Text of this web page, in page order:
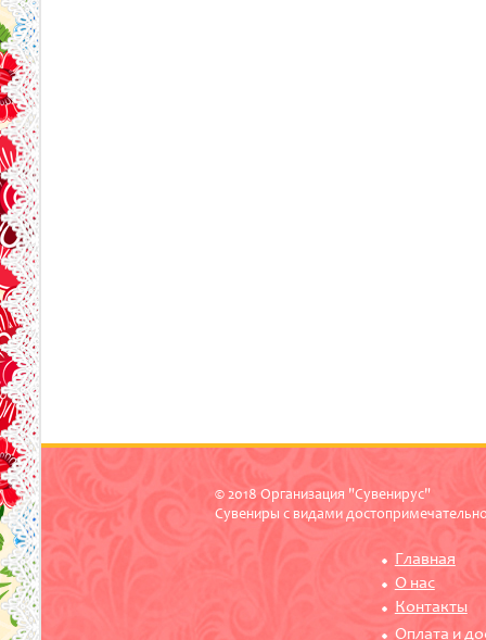
© 2018 Организация "Сувенирус"
Сувениры с видами
Главная
О нас
Контакты
Оплата и